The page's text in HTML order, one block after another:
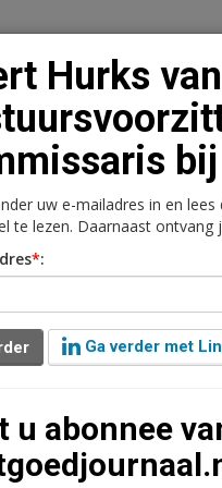
Vacaturebank
Kantoren Retail
commissarissen.
Hurks van
uw e-mailadres in en
te lezen. Daarnaast
*:
Ga verder met
u abonnee